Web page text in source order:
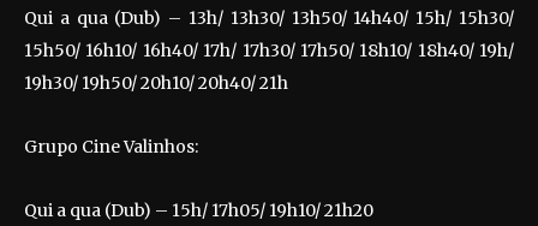
Qui a qua (Dub) – 13h/ 13h30/ 13h50/ 14h40/ 15h/ 15h30/
15h50/ 16h10/ 16h40/ 17h/ 17h30/ 17h50/ 18h10/ 18h40/ 19h/
19h30/ 19h50/ 20h10/ 20h40/ 21h
Grupo Cine Valinhos:
Qui a qua (Dub) – 15h/ 17h05/ 19h10/ 21h20